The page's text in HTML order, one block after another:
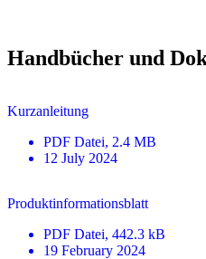
Handbücher und
Kurzanleitung
PDF Datei, 2.4 MB
12 July 2024
Produktinformationsblatt
PDF Datei, 442.3 kB
19 February 2024